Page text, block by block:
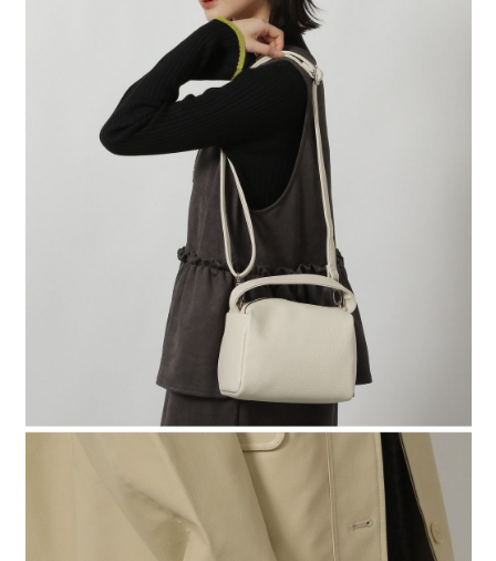
1.本服務係由「台灣大哥大股份有限公司」（以下簡稱本公司）所提供，讓
用戶於交易時，得透過本服務購買商品或服務，並由商店將買賣／分期付款
買賣價金債權讓與本公司後，依約使用本公司帳單繳交帳款。
2.基於同意付款使用「大哥付你分期」之契約關係目的，商店將以您的個人
資料（包含姓名、電話或地址）提供予台灣大哥大進項蒐集、處理及利用，
由本公司與您本人進行分期帳單所需資料之確認、核對及更正。
3.完整用戶服務條款，請詳閱以下連結：
https://oppay.tw/userRule
３．收到繳費通知簡訊後14天內，點擊此簡訊中的連結，可透過四大超商／
ATM／網路銀行／等多元方式進行付款，方視為交易完成。
※ 請注意：結帳手續完成當下不需立刻繳費，但若您需要取消訂單，請聯絡
購買商品的店家。未經商家同意取消之訂單仍視為有效，需透過AFTEE先享
後付繳納相關費用。
※ 交易是否成功請以「AFTEE先享後付 」之結帳頁面顯示為準，若有關於
是否繳費成功／繳費後需取消欲退款等相關疑問，請聯繫「AFTEE先享後付
客戶支援中心」https://netprotections.freshdesk.com/support/home
１．透過由恩沛科技股份有限公司提供之「AFTEE先享後付」服務完成之交
易，需依本服務之必要範圍內提供個人資料，並將交易相關給付款項請求債
權轉讓予恩沛科技股份有限公司。
２．關於個人資料處理事宜，請瀏覽以下網址：https://aftee.tw/terms/#terms3
３．未成年的使用者請事先徵得法定代理人或監護人之同意方可使用
「AFTEE先享後付」，若未經同意申辦者引起之損失，本公司不負相關責
４．使用「AFTEE先享後付」時，將依據個別帳號之用戶狀況，依本公司即
時審查核予不同之上限額度；若仍有額度不足之情形，本公司將視審查結果
請求用戶進行身份認證。
５．嚴禁一人註冊多個帳號或使用他人資訊註冊。若發現惡意使用之情形，
恩沛科技股份有限公司將有權停止該用戶之使用額度並採取法律行動。
每筆NT$80，滿NT$1,500(含以上)免運費
每筆NT$80，滿NT$1,500(含以上)免運費
每筆NT$80，滿NT$1,500(含以上)免運費